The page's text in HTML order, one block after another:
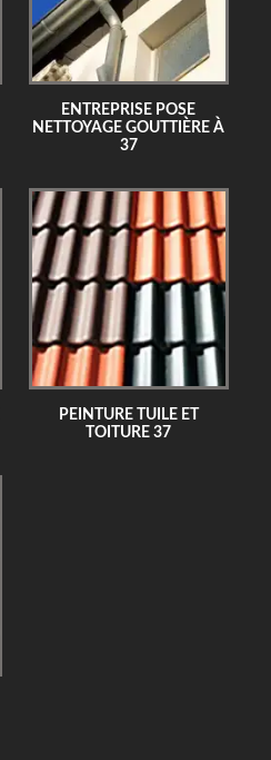
ENTREPRISE POSE
NETTOYAGE GOUTTIÈRE À
37
PEINTURE TUILE ET
TOITURE 37